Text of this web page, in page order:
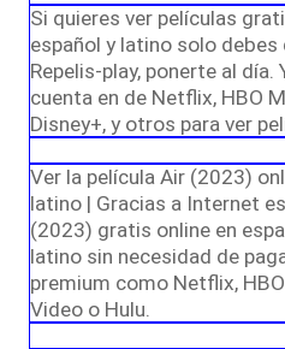
Si quieres ver películas
español y latino solo
Repelis-play, ponerte al día.
cuenta en de Netflix, HBO
Disney+, y otros para ver
Ver la película Air (2023)
latino | Gracias a Internet
(2023) gratis online en
latino sin necesidad de
premium como Netflix,
Video o Hulu.